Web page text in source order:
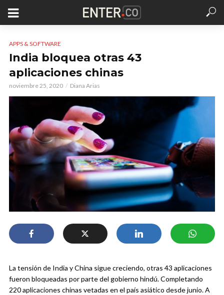
APPS & SOFTWARE
India bloquea otras 43
aplicaciones chinas
noviembre 25, 2020 Diana Arias
La tensión de India y China sigue creciendo, otras 43 aplicaciones
fueron bloqueadas por parte del gobierno hindú. Completando
220 aplicaciones chinas vetadas en el país asiático desde junio.A